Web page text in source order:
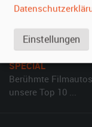
Inserat verwalten
SPECIAL
Berühmte
unsere Top 10 ...
Einstellungen